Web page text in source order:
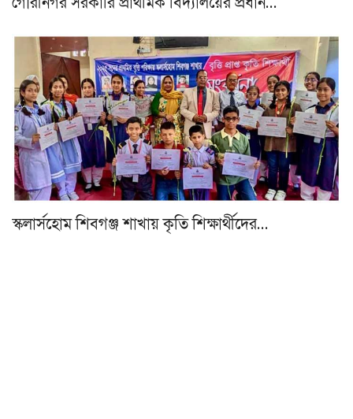
স্কলার্সহোম শিবগঞ্জ শাখায় কৃতি শিক্ষার্থীদের…